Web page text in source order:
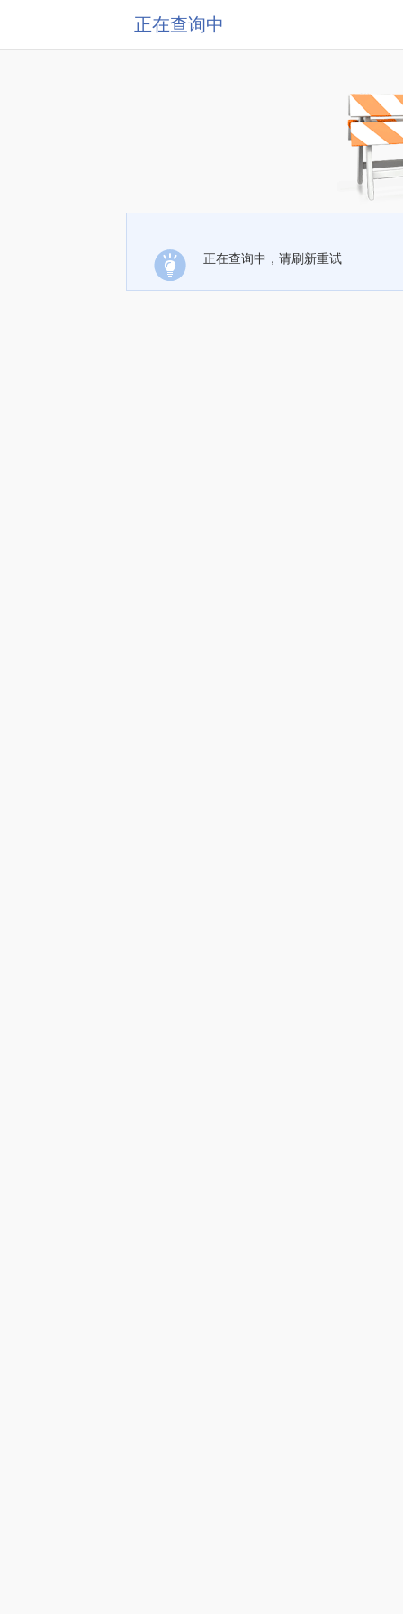
正在查询中
正在查询中，请刷新重试